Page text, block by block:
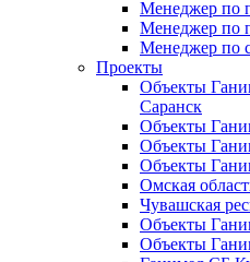
Менеджер по
Менеджер по
Менеджер по
Проекты
Объекты
Саранск
Объекты
Объекты
Объекты
Омская
Чувашская
Объекты
Объекты